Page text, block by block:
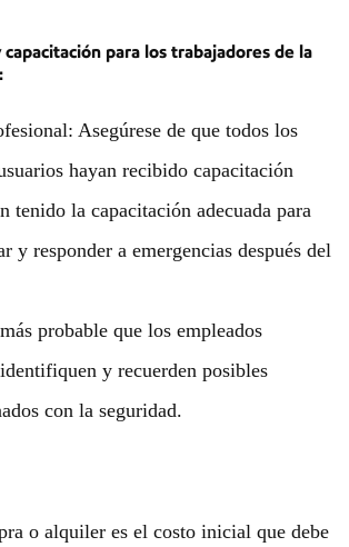
capacitación para los trabajadores de la
Asegúrese de que todos los
hayan recibido capacitación
tenido la capacitación adecuada para
y responder a emergencias después del
probable que los empleados
y recuerden posibles
con la seguridad.
o alquiler es el costo inicial que debe